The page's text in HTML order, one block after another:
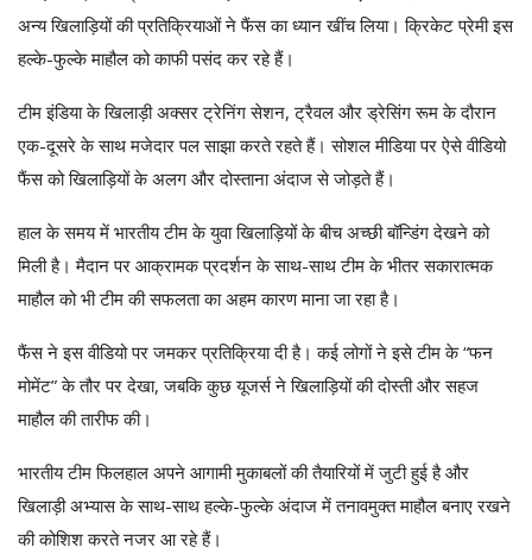
अन्य खिलाड़ियों की प्रतिक्रियाओं ने फैंस का ध्यान खींच लिया। क्रिकेट प्रेमी इस
हल्के-फुल्के माहौल को काफी पसंद कर रहे हैं।
टीम इंडिया के खिलाड़ी अक्सर ट्रेनिंग सेशन, ट्रैवल और ड्रेसिंग रूम के दौरान
एक-दूसरे के साथ मजेदार पल साझा करते रहते हैं। सोशल मीडिया पर ऐसे वीडियो
फैंस को खिलाड़ियों के अलग और दोस्ताना अंदाज से जोड़ते हैं।
हाल के समय में भारतीय टीम के युवा खिलाड़ियों के बीच अच्छी बॉन्डिंग देखने को
मिली है। मैदान पर आक्रामक प्रदर्शन के साथ-साथ टीम के भीतर सकारात्मक
माहौल को भी टीम की सफलता का अहम कारण माना जा रहा है।
फैंस ने इस वीडियो पर जमकर प्रतिक्रिया दी है। कई लोगों ने इसे टीम के “फन
मोमेंट” के तौर पर देखा, जबकि कुछ यूजर्स ने खिलाड़ियों की दोस्ती और सहज
माहौल की तारीफ की।
भारतीय टीम फिलहाल अपने आगामी मुकाबलों की तैयारियों में जुटी हुई है और
खिलाड़ी अभ्यास के साथ-साथ हल्के-फुल्के अंदाज में तनावमुक्त माहौल बनाए रखने
की कोशिश करते नजर आ रहे हैं।